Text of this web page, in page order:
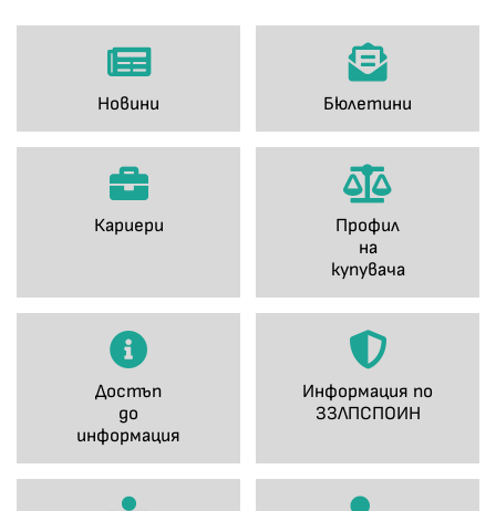
Новини Бюлетини
Кариери
Профил
на
купувача
Достъп
до
информация
Информация по
ЗЗЛПСПОИН